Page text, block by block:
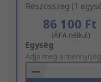
Részösszeg (1
86 100 Ft
(ÁFA nélkül)
Add
to
Basket
Egység
Adja meg a